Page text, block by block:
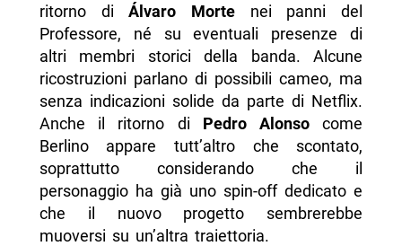
ritorno diÁlvaro Morte nei panni del
Professore, né su eventuali presenze di
altri membri storici della banda. Alcune
ricostruzioni parlano di possibili cameo, ma
senza indicazioni solide da parte di Netflix.
Anche il ritorno di Pedro Alonsocome
Berlino appare tutt’altro che scontato,
soprattutto considerando che il
personaggio ha già uno spin-off dedicato e
che il nuovo progetto sembrerebbe
muoversi su un’altra traiettoria.